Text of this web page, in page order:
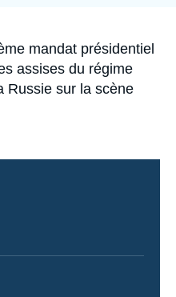
mandat présidentiel
assises du régime
Russie sur la scène